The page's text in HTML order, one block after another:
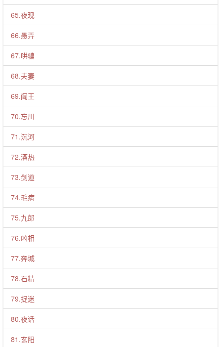
65.夜现
66.愚弄
67.哄骗
68.夫妻
69.阎王
70.忘川
71.沉河
72.酒热
73.剑道
74.毛病
75.九郎
76.凶相
77.奔城
78.石精
79.捉迷
80.夜话
81.玄阳